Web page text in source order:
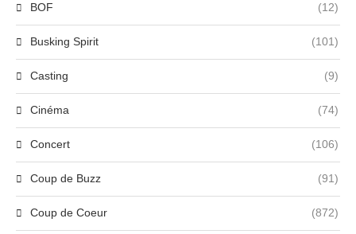
BOF (12)
Busking Spirit (101)
Casting (9)
Cinéma (74)
Concert (106)
Coup de Buzz (91)
Coup de Coeur (872)